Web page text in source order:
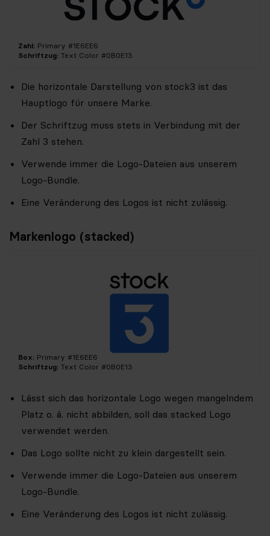
Zahl: Primary #1E6EE6
Schriftzug: Text Color #0B0E13
Die horizontale Darstellung von stock3 ist das
Hauptlogo für unsere Marke.
Der Schriftzug muss stets in Verbindung mit der
Zahl 3 stehen.
Verwende immer die Logo-Dateien aus unserem
Logo-Bundle.
Eine Veränderung des Logos ist nicht zulässig.
Markenlogo (stacked)
Box: Primary #1E6EE6
Schriftzug: Text Color #0B0E13
Lässt sich das horizontale Logo wegen mangelndem
Platz o. ä. nicht abbilden, soll das stacked Logo
verwendet werden.
Das Logo sollte nicht zu klein dargestellt sein.
Verwende immer die Logo-Dateien aus unserem
Logo-Bundle.
Eine Veränderung des Logos ist nicht zulässig.